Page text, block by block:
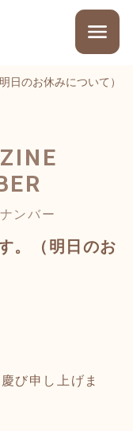
日のお休みについて）
ンバー
。（明日のお
び申し上げま